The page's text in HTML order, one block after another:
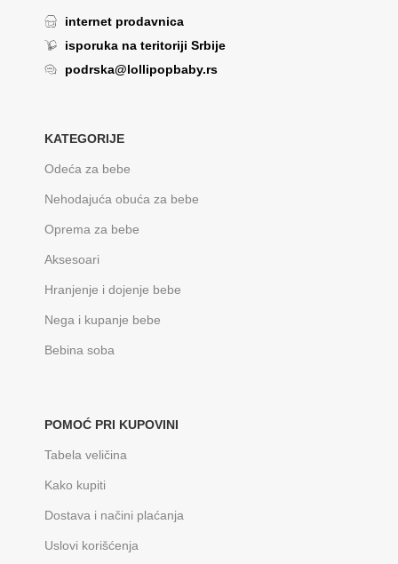
internet prodavnica
isporuka na teritoriji Srbije
podrska@lollipopbaby.rs
KATEGORIJE
Odeća za bebe
Nehodajuća obuća za bebe
Oprema za bebe
Aksesoari
Hranjenje i dojenje bebe
Nega i kupanje bebe
Bebina soba
POMOĆ PRI KUPOVINI
Tabela veličina
Kako kupiti
Dostava i načini plaćanja
Uslovi korišćenja